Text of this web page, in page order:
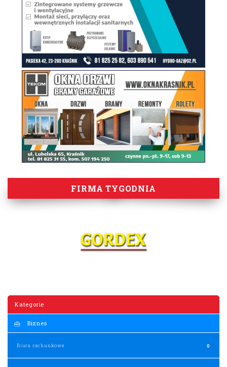
FIRMA TYGODNIA
Kategorie
Biznes
Biura rachunkowe 0